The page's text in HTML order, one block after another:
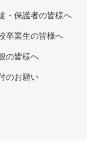
・保護者の皆様へ
卒業生の皆様へ
の皆様へ
のお願い